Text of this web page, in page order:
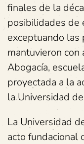
finales de la
posibilidades de
exceptuando las
mantuvieron con
Abogacía,
proyectada a la
la Universidad
La Universidad
acto fundacional